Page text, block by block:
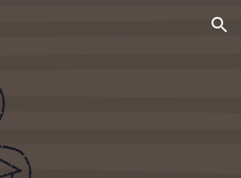
Skip to navigation